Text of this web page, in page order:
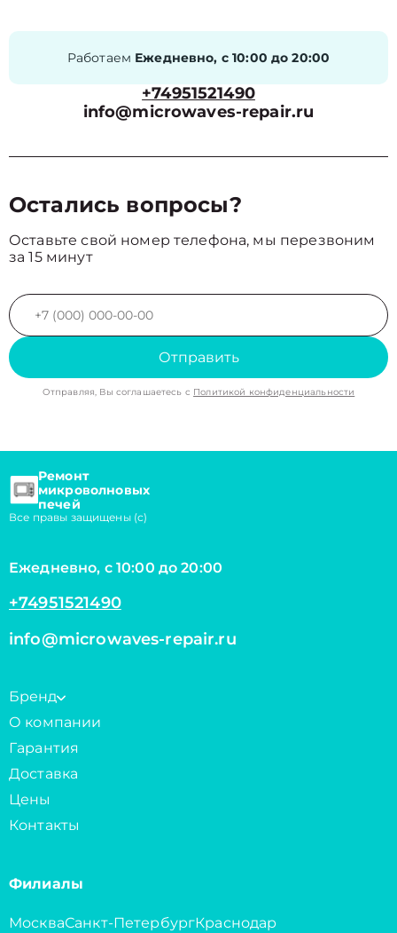
Работаем Ежедневно, с 10:00 до 20:00
+74951521490
info@microwaves-repair.ru
Остались вопросы?
Оставьте свой номер телефона, мы перезвоним
за 15 минут
Отправить
Отправляя, Вы соглашаетесь с Политикой конфиденциальности
Ремонт
микроволновых
печей
Все правы защищены (с)
Ежедневно, с 10:00 до 20:00
+74951521490
info@microwaves-repair.ru
Бренд
О компании
Гарантия
Доставка
Цены
Контакты
Филиалы
МоскваСанкт-ПетербургКраснодар